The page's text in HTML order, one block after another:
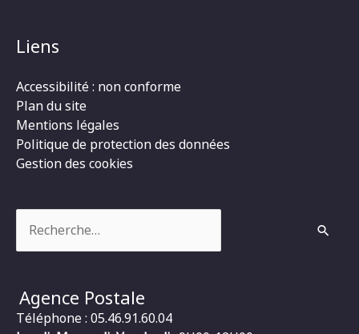
Liens
Accessibilité : non conforme
Plan du site
Mentions légales
Politique de protection des données
Gestion des cookies
Agence Postale
Téléphone : 05.46.91.60.04